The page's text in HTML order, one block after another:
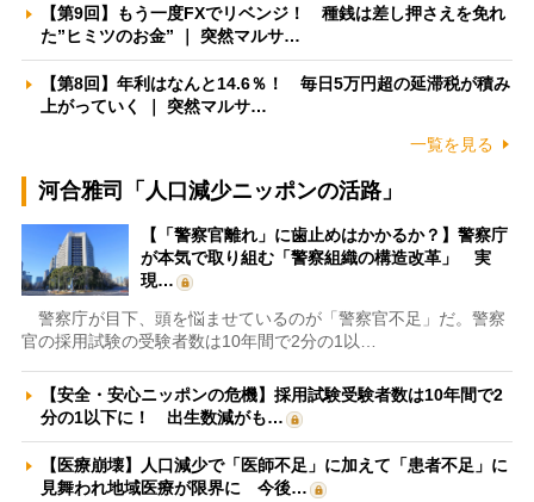
【第9回】もう一度FXでリベンジ！ 種銭は差し押さえを免れ
た”ヒミツのお金” ｜ 突然マルサ…
【第8回】年利はなんと14.6％！ 毎日5万円超の延滞税が積み
上がっていく ｜ 突然マルサ…
一覧を見る
河合雅司「人口減少ニッポンの活路」
【「警察官離れ」に歯止めはかかるか？】警察庁
が本気で取り組む「警察組織の構造改革」 実
現…
警察庁が目下、頭を悩ませているのが「警察官不足」だ。警察
官の採用試験の受験者数は10年間で2分の1以…
【安全・安心ニッポンの危機】採用試験受験者数は10年間で2
分の1以下に！ 出生数減がも…
【医療崩壊】人口減少で「医師不足」に加えて「患者不足」に
見舞われ地域医療が限界に 今後…